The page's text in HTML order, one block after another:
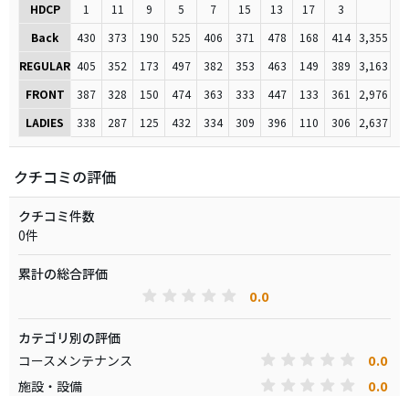
HDCP
1 11 9 5 7 15 13 17
3
Back
430 373 190 525 406 371 478 168 414 3,355
REGULAR 405 352 173 497 382 353 463 149 389 3,163
FRONT
387 328 150 474 363 333 447 133 361
2,976
LADIES
338 287 125 432 334 309 396 110 306 2,637
クチコミの評価
クチコミ件数
0件
累計の総合評価
0.0
カテゴリ別の評価
コースメンテナンス
0.0
施設・設備 0.0